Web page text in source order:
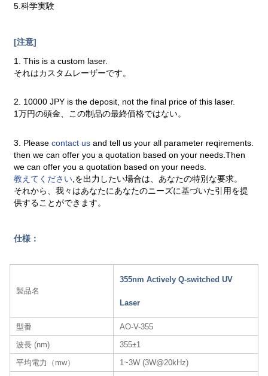
5.科学実験
[注意]
1. This is a custom laser.
それはカスタムレーザーです。
2. 10000 JPY is the deposit, not the final price of this laser.
1万円の頭金、この制品の最終価格ではない。
3. Pleasecontact usand tell us your all parameter reqirements.
then we can offer you a quotation based on your needs.Then
we can offer you a quotation based on your needs.
教えてください ,を出力したい場合は、あなたの特別な要求。
それから、我々はあなたにあなたのニーズに基づいた引用を提
供することができます。
仕様：
製品名
355nm Actively Q-switched UV
Laser
型番
AO-V-355
波長 (nm)
355±1
平均電力（mw）
1~3W (3W@20kHz)